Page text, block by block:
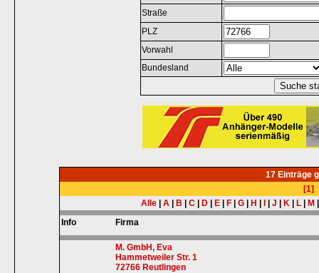
Straße
PLZ
Vorwahl
Bundesland
17 Einträge
[1]
Alle
A B C D E F G H J K L M
Info
Firma
M. GmbH, Eva
Hammetweiler Str. 1
72766 Reutlingen